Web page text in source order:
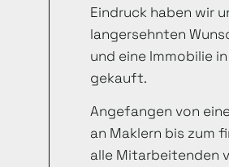
Eindruck haben wir
langersehnten
und eine Immobilie
gekauft.
Angefangen von
an Maklern bis zum
alle Mitarbeitenden